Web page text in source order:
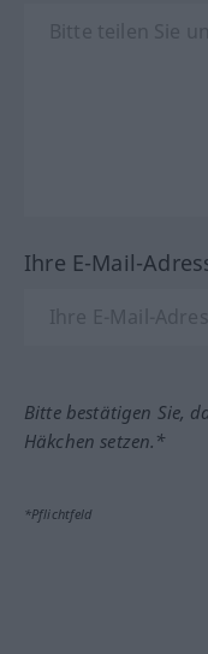
Ihre E-Mail-
Bitte bestätigen Sie,
Häkchen setzen.*
*Pflichtfeld